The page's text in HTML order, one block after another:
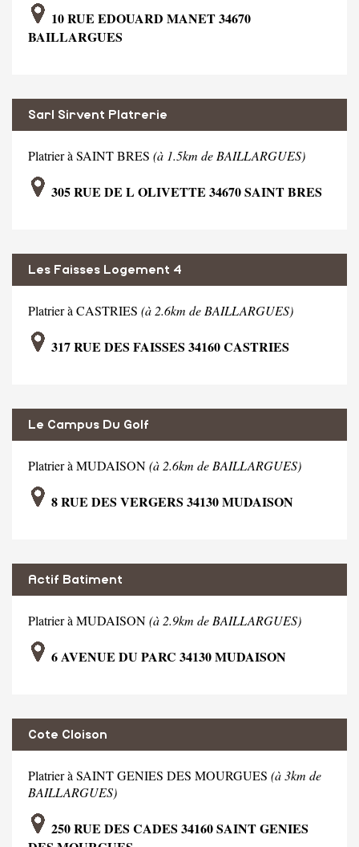
10 RUE EDOUARD MANET 34670
BAILLARGUES
Sarl Sirvent Platrerie
Platrier à SAINT BRES (à 1.5km de BAILLARGUES)
305 RUE DE L OLIVETTE 34670 SAINT BRES
Les Faisses Logement 4
Platrier à CASTRIES (à 2.6km de BAILLARGUES)
317 RUE DES FAISSES 34160 CASTRIES
Le Campus Du Golf
Platrier à MUDAISON(à 2.6km de BAILLARGUES)
8 RUE DES VERGERS 34130 MUDAISON
Actif Batiment
Platrier à MUDAISON(à 2.9km de BAILLARGUES)
6 AVENUE DU PARC 34130 MUDAISON
Cote Cloison
Platrier à SAINT GENIES DES MOURGUES (à 3km de
BAILLARGUES)
250 RUE DES CADES 34160 SAINT GENIES